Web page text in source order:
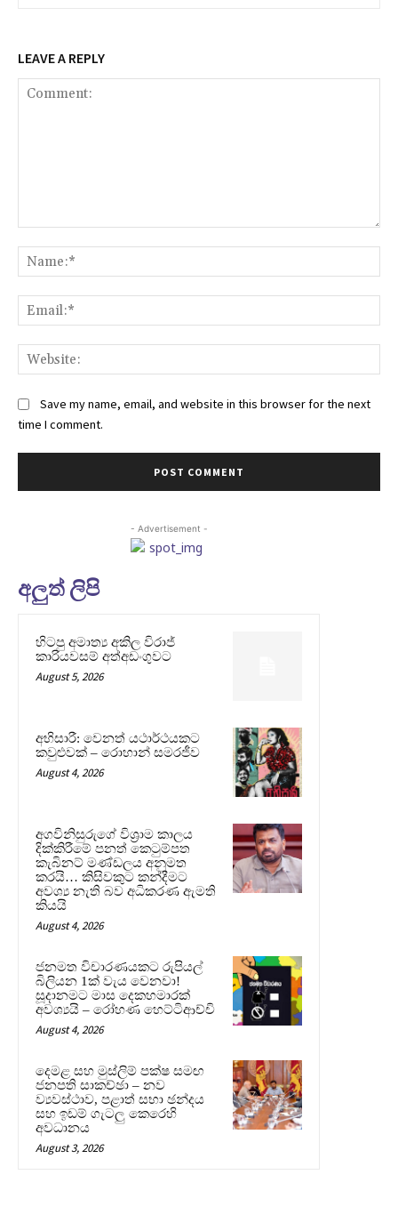
LEAVE A REPLY
Save my name, email, and website in this browser for the next
time I comment.
- Advertisement -
අලුත් ලිපි
හිටපු අමාත්‍ය අකිල විරාජ්
කාරියවසම් අත්අඩංගුවට
August 5, 2026
අභිසාරී: වෙනත් යථාර්ථයකට
කවුළුවක් – රොහාන් සමරජීව
August 4, 2026
අගවිනිසුරුගේ විශ්‍රාම කාලය
දික්කිරීමේ පනත් කෙටුම්පත
කැබිනට් මණ්ඩලය අනුමත
කරයි… කිසිවකුට කන්දීමට
අවශ්‍ය නැති බව අධිකරණ ඇමති
කියයි
August 4, 2026
ජනමත විචාරණයකට රුපියල්
බිලියන 1ක් වැය වෙනවා!
සූදානමට මාස දෙකහමාරක්
අවශ්‍යයි – රෝහණ හෙට්ටිආච්චි
August 4, 2026
දෙමළ සහ මුස්ලිම් පක්ෂ සමඟ
ජනපති සාකච්ඡා – නව
ව්‍යවස්ථාව, පළාත් සභා ඡන්දය
සහ ඉඩම් ගැටලු කෙරෙහි
අවධානය
August 3, 2026